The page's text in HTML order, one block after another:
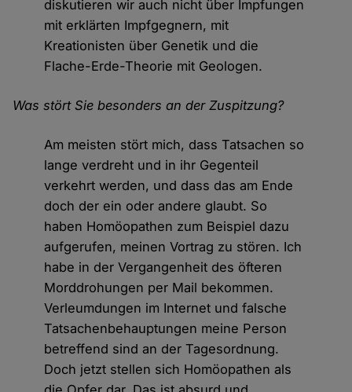
diskutieren wir auch nicht über Impfungen
mit erklärten Impfgegnern, mit
Kreationisten über Genetik und die
Flache-Erde-Theorie mit Geologen.
Was stört Sie besonders an der Zuspitzung?
Am meisten stört mich, dass Tatsachen so
lange verdreht und in ihr Gegenteil
verkehrt werden, und dass das am Ende
doch der ein oder andere glaubt. So
haben Homöopathen zum Beispiel dazu
aufgerufen, meinen Vortrag zu stören. Ich
habe in der Vergangenheit des öfteren
Morddrohungen per Mail bekommen.
Verleumdungen im Internet und falsche
Tatsachenbehauptungen meine Person
betreffend sind an der Tagesordnung.
Doch jetzt stellen sich Homöopathen als